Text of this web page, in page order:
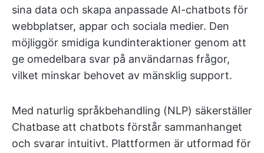
sina data och skapa anpassade AI-chatbots för
webbplatser, appar och sociala medier. Den
möjliggör smidiga kundinteraktioner genom att
ge omedelbara svar på användarnas frågor,
vilket minskar behovet av mänsklig support.
Med naturlig språkbehandling (NLP) säkerställer
Chatbase att chatbots förstår sammanhanget
och svarar intuitivt. Plattformen är utformad för